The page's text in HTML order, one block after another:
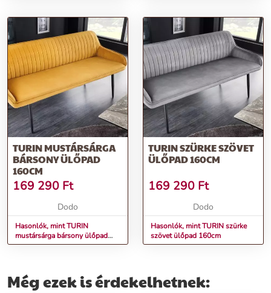
TURIN MUSTÁRSÁRGA
BÁRSONY ÜLŐPAD
160CM
169 290 Ft
Dodo
Hasonlók, mint TURIN
mustársárga bársony ülőpad
160cm
TURIN SZÜRKE SZÖVET
ÜLŐPAD 160CM
169 290 Ft
Dodo
Hasonlók, mint TURIN szürke
szövet ülőpad 160cm
Még ezek is érdekelhetnek: